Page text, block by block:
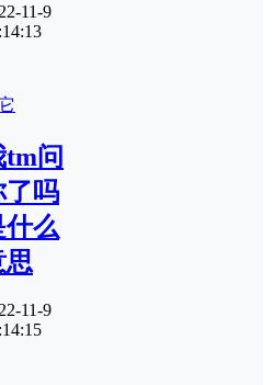
11-9
tm问
了吗
什么
思
11-9